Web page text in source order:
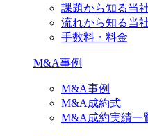
課題から知る当
流れから知る当
手数料・料金
M&A事例
M&A事例
M&A成約式
M&A成約実績一